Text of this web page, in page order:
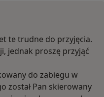
te trudne do przyjęcia.
jednak proszę przyjąć
do zabiegu w
został Pan skierowany